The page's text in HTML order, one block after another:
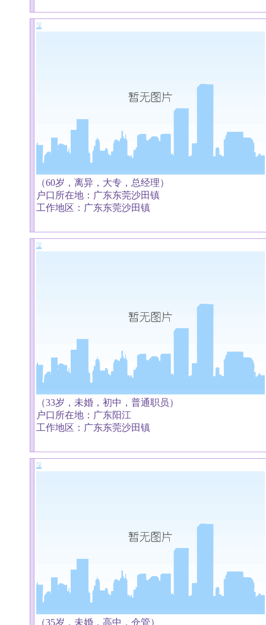
（60岁，离异，大专，总经理）
户口所在地：广东东莞沙田镇
工作地区：广东东莞沙田镇
（33岁，未婚，初中，普通职员）
户口所在地：广东阳江
工作地区：广东东莞沙田镇
（35岁，未婚，高中，仓管）